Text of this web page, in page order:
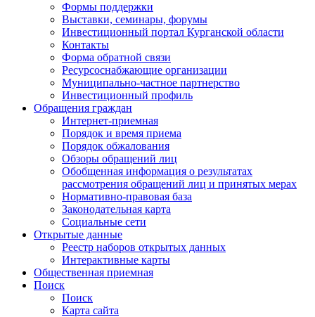
Формы поддержки
Выставки, семинары, форумы
Инвестиционный портал Курганской области
Контакты
Форма обратной связи
Ресурсоснабжающие организации
Муниципально-частное партнерство
Инвестиционный профиль
Обращения граждан
Интернет-приемная
Порядок и время приема
Порядок обжалования
Обзоры обращений лиц
Обобщенная информация о результатах
рассмотрения обращений лиц и принятых мерах
Нормативно-правовая база
Законодательная карта
Социальные сети
Открытые данные
Реестр наборов открытых данных
Интерактивные карты
Общественная приемная
Поиск
Поиск
Карта сайта